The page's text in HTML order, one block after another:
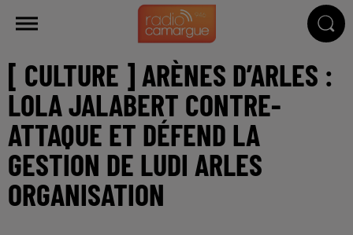
[ CULTURE ] ARÈNES D’ARLES :
LOLA JALABERT CONTRE-
ATTAQUE ET DÉFEND LA
GESTION DE LUDI ARLES
ORGANISATION